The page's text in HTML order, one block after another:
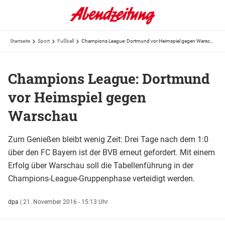
Startseite Sport Fußball
Champions League: Dortmund
vor Heimspiel gegen
Warschau
Zum Genießen bleibt wenig Zeit: Drei Tage nach dem 1:0
über den FC Bayern ist der BVB erneut gefordert. Mit einem
Erfolg über Warschau soll die Tabellenführung in der
Champions-League-Gruppenphase verteidigt werden.
dpa | 21. November 2016 - 15:13 Uhr